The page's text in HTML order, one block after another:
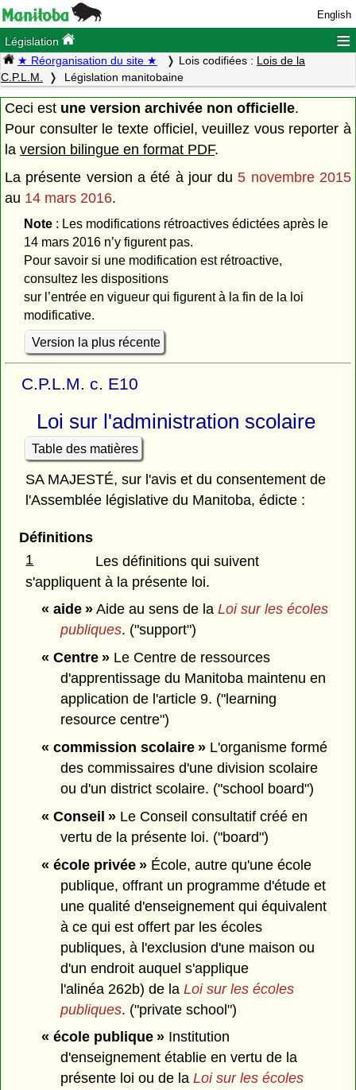
English
Législation ≡
★ Réorganisation du site ★ Lois codifiées : Lois de la
C.P.L.M.
Législation manitobaine
Ceci est une version archivée non officielle.
Pour consulter le texte officiel, veuillez vous reporter à
la version bilingue en format PDF.
La présente version a été à jour du 5 novembre 2015
au 14 mars 2016.
Note: Les modifications rétroactives édictées après le
14 mars 2016 n’y figurent pas.
Pour savoir si une modification est rétroactive,
consultez les dispositions
sur l’entrée en vigueur qui figurent à la fin de la loi
modificative.
Version la plus récente
C.P.L.M. c. E10
Loi sur l'administration scolaire
Table des matières
SA MAJESTÉ, sur l'avis et du consentement de
l'Assemblée législative du Manitoba, édicte :
Définitions
1
Les définitions qui suivent
s'appliquent à la présente loi.
« aide »Aide au sens de la Loi sur les écoles
publiques. ("support")
« Centre » Le Centre de ressources
d'apprentissage du Manitoba maintenu en
application de l'article 9. ("learning
resource centre")
« commission scolaire »L'organisme formé
des commissaires d'une division scolaire
ou d'un district scolaire. ("school board")
« Conseil »Le Conseil consultatif créé en
vertu de la présente loi. ("board")
« école privée »École, autre qu'une école
publique, offrant un programme d'étude et
une qualité d'enseignement qui équivalent
à ce qui est offert par les écoles
publiques, à l'exclusion d'une maison ou
d'un endroit auquel s'applique
l'alinéa 262b) de laLoi sur les écoles
publiques. ("private school")
« école publique »Institution
d'enseignement établie en vertu de la
présente loi ou de laLoi sur les écoles